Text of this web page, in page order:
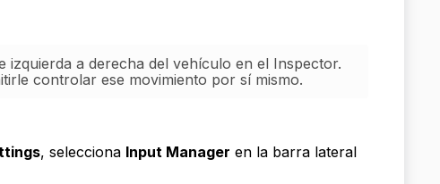
a derecha del vehículo en el Inspector.
controlar ese movimiento por sí mismo.
, selecciona Input Manager en la barra lateral